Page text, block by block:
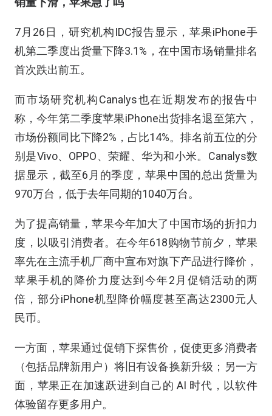
7月26日，研究机构IDC报告显示，苹果iPhone手
机第二季度出货量下降3.1%，在中国市场销量排名
首次跌出前五。
而市场研究机构Canalys也在近期发布的报告中
称，今年第二季度苹果iPhone出货排名退至第六，
市场份额同比下降2%，占比14%。排名前五位的分
别是Vivo、OPPO、荣耀、华为和小米。Canalys数
据显示，截至6月的季度，苹果中国的总出货量为
970万台，低于去年同期的1040万台。
为了提高销量，苹果今年加大了中国市场的折扣力
度，以吸引消费者。在今年618购物节前夕，苹果
率先在主流手机厂商中宣布对旗下产品进行降价，
苹果手机的降价力度达到今年2月促销活动的两
倍，部分iPhone机型降价幅度甚至高达2300元人
民币。
一方面，苹果通过促销下探售价，促使更多消费者
（包括品牌新用户）将旧有设备换新升级；另一方
面，苹果正在加速跃进到自己的 AI 时代，以软件
体验留存更多用户。